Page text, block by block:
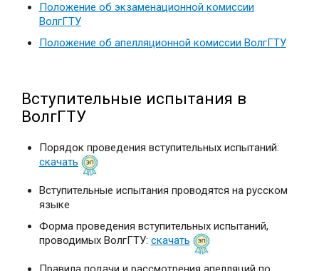
Положение об экзаменационной комиссии
ВолгГТУ
Положение об апелляционной комиссии ВолгГТУ
Вступительные испытания в
ВолгГТУ
Порядок проведения вступительных испытаний:
скачать
Вступительные испытания проводятся на русском
языке
Форма проведения вступительных испытаний,
проводимых ВолгГТУ: скачать